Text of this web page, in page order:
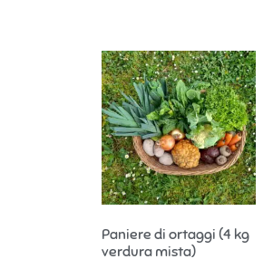
Paniere di ortaggi (4 kg
verdura mista)